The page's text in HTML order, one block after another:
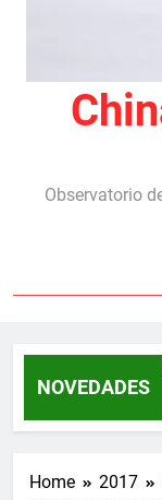
Observatorio
NOVEDADES
6
Home 2017